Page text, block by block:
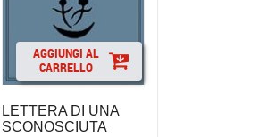
AGGIUNGI AL
CARRELLO
LETTERA DI UNA
SCONOSCIUTA